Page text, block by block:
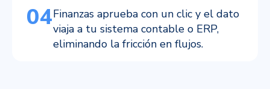
04Finanzas aprueba con un clic y el dato
viaja a tu sistema contable o ERP,
eliminando la fricción en flujos.